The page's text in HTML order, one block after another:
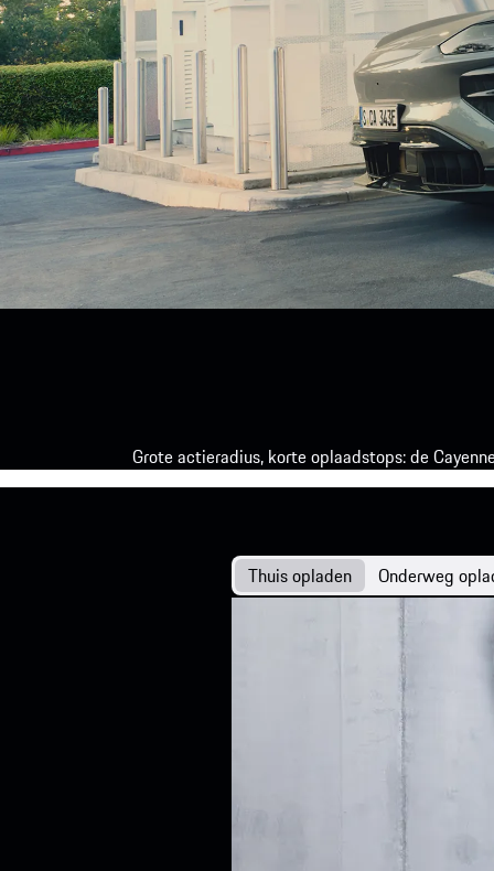
Grote actieradius, korte oplaadstops: de
Thuis opladen Onderweg